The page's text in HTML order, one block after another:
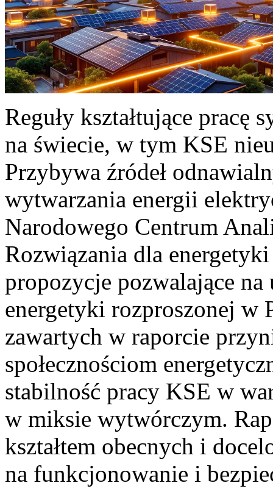
Reguły kształtujące pracę
na świecie, w tym KSE
Przybywa źródeł
wytwarzania energii
Narodowego Centrum
Rozwiązania dla
propozycje pozwalające
energetyki rozproszonej w
zawartych w raporcie
społecznościom
stabilność pracy KSE w
w miksie wytwórczym.
kształtem obecnych i
na funkcjonowanie i